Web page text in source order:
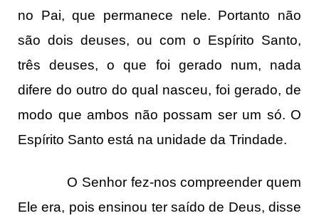
no Pai, que permanece nele. Portanto não
são dois deuses, ou com o Espírito Santo,
três deuses, o que foi gerado num, nada
difere do outro do qual nasceu, foi gerado, de
modo que ambos não possam ser um só. O
Espírito Santo está na unidade da Trindade.
O Senhor fez-nos compreender quem
Ele era, pois ensinou ter saído de Deus, disse